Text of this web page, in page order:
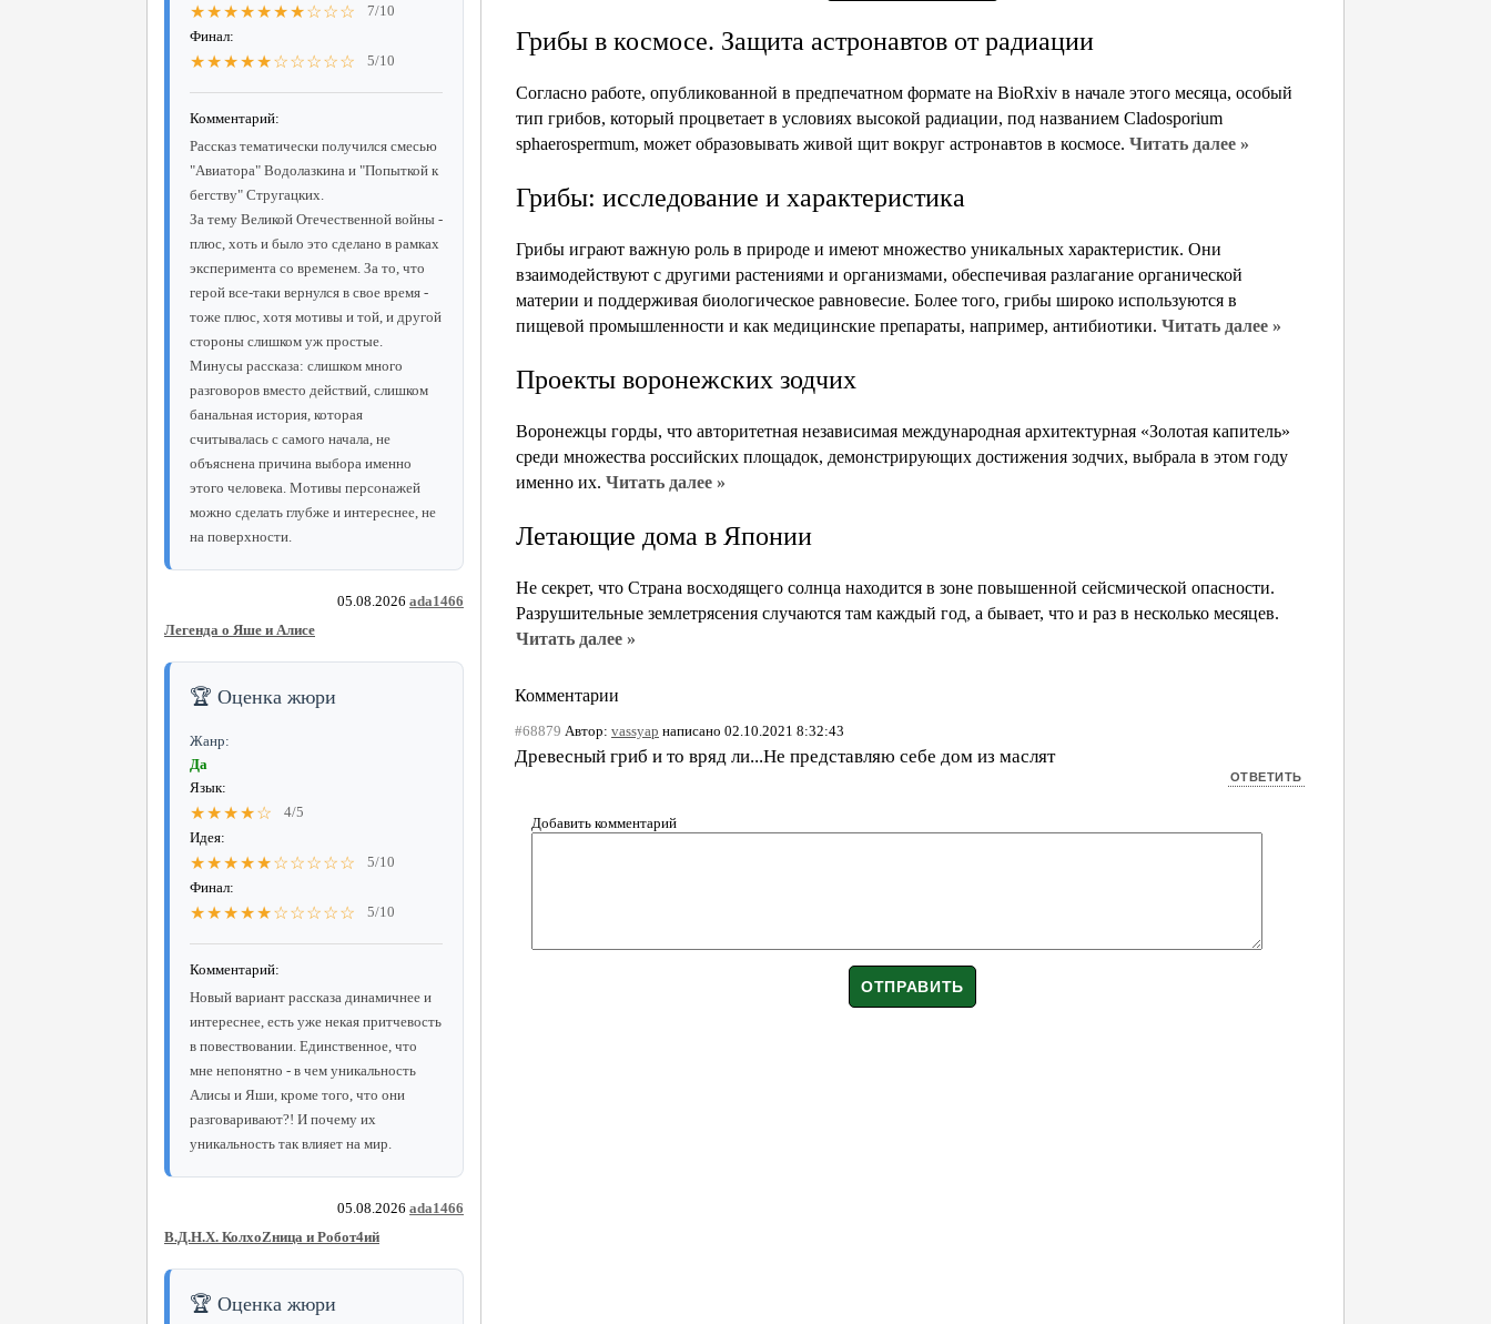
★★★★★★★☆☆☆
7/10
Финал:
★★★★★☆☆☆☆☆ 5/10
Комментарий:
Рассказ тематически получился смесью
"Авиатора" Водолазкина и "Попыткой к
бегству" Стругацких.
За тему Великой Отечественной войны -
плюс, хоть и было это сделано в рамках
эксперимента со временем. За то, что
герой все-таки вернулся в свое время -
тоже плюс, хотя мотивы и той, и другой
стороны слишком уж простые.
Минусы рассказа: слишком много
разговоров вместо действий, слишком
банальная история, которая
считывалась с самого начала, не
объяснена причина выбора именно
этого человека. Мотивы персонажей
можно сделать глубже и интереснее, не
на поверхности.
05.08.2026 ada1466
Легенда о Яше и Алисе
🏆 Оценка жюри
Жанр:
Да
Язык:
★★★★☆
4/5
Идея:
★★★★★☆☆☆☆☆
5/10
Финал:
★★★★★☆☆☆☆☆ 5/10
Комментарий:
Новый вариант рассказа динамичнее и
интереснее, есть уже некая притчевость
в повествовании. Единственное, что
мне непонятно - в чем уникальность
Алисы и Яши, кроме того, что они
разговаривают?! И почему их
уникальность так влияет на мир.
05.08.2026 ada1466
В.Д.Н.Х. КолхоZница и Робот4ий
🏆 Оценка жюри
Грибы в космосе. Защита астронавтов от радиации
Согласно работе, опубликованной в предпечатном формате на BioRxiv в начале этого месяца, особый
тип грибов, который процветает в условиях высокой радиации, под названием Cladosporium
sphaerospermum, может образовывать живой щит вокруг астронавтов в космосе. Читать далее »
Грибы: исследование и характеристика
Грибы играют важную роль в природе и имеют множество уникальных характеристик. Они
взаимодействуют с другими растениями и организмами, обеспечивая разлагание органической
материи и поддерживая биологическое равновесие. Более того, грибы широко используются в
пищевой промышленности и как медицинские препараты, например, антибиотики. Читать далее »
Проекты воронежских зодчих
Воронежцы горды, что авторитетная независимая международная архитектурная «Золотая капитель»
среди множества российских площадок, демонстрирующих достижения зодчих, выбрала в этом году
именно их. Читать далее »
Летающие дома в Японии
Не секрет, что Страна восходящего солнца находится в зоне повышенной сейсмической опасности.
Разрушительные землетрясения случаются там каждый год, а бывает, что и раз в несколько месяцев.
Читать далее »
Комментарии
#68879 Автор: vassyap написано 02.10.2021 8:32:43
Древесный гриб и то вряд ли...Не представляю себе дом из маслят
Добавить комментарий